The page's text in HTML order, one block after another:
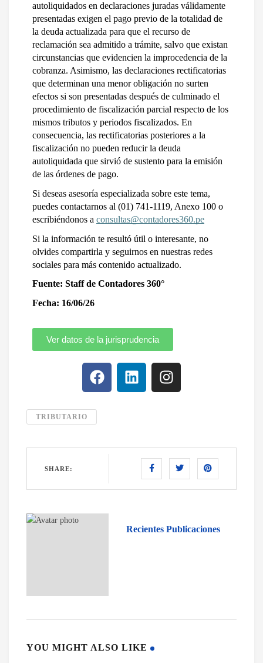
autoliquidados en declaraciones juradas válidamente
presentadas exigen el pago previo de la totalidad de
la deuda actualizada para que el recurso de
reclamación sea admitido a trámite, salvo que existan
circunstancias que evidencien la improcedencia de la
cobranza. Asimismo, las declaraciones rectificatorias
que determinan una menor obligación no surten
efectos si son presentadas después de culminado el
procedimiento de fiscalización parcial respecto de los
mismos tributos y periodos fiscalizados. En
consecuencia, las rectificatorias posteriores a la
fiscalización no pueden reducir la deuda
autoliquidada que sirvió de sustento para la emisión
de las órdenes de pago.
Si deseas asesoría especializada sobre este tema,
puedes contactarnos al (01) 741-1119, Anexo 100 o
escribiéndonos a consultas@contadores360.pe
Si la información te resultó útil o interesante, no
olvides compartirla y seguirnos en nuestras redes
sociales para más contenido actualizado.
Fuente: Staff de Contadores 360°
Fecha: 16/06/26
Ver datos de la jurisprudencia
TRIBUTARIO
SHARE:
Recientes Publicaciones
YOU MIGHT ALSO LIKE